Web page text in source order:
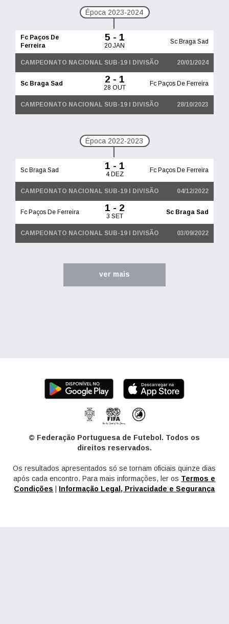
Época 2023-2024
Fc Paços De
Ferreira
5 - 1
20 JAN
Sc Braga Sad
CAMPEONATO NACIONAL SUB-19 I DIVISÃO 20/01/2024
Sc Braga Sad 2 - 1
28 OUT
Fc Paços De Ferreira
CAMPEONATO NACIONAL SUB-19 I DIVISÃO 28/10/2023
Época 2022-2023
Sc Braga Sad 1 - 1
4 DEZ
Fc Paços De Ferreira
CAMPEONATO NACIONAL SUB-19 I DIVISÃO 04/12/2022
Fc Paços De Ferreira 1 - 2
3 SET
Sc Braga Sad
CAMPEONATO NACIONAL SUB-19 I DIVISÃO 03/09/2022
ver mais
© Federação Portuguesa de Futebol. Todos os
direitos reservados.
Os resultados apresentados só se tornam oficiais quinze dias
após cada encontro. Para mais informações, ler os Termos e
Condições
Informação Legal, Privacidade e Segurança